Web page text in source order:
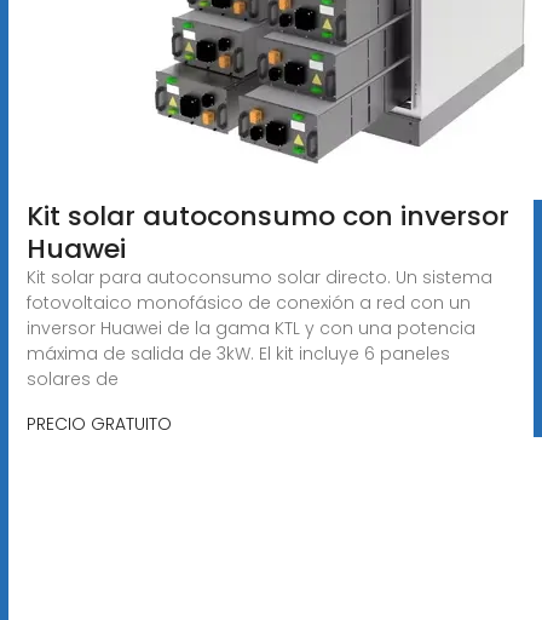
Kit solar autoconsumo con inversor
Huawei
Kit solar para autoconsumo solar directo. Un sistema
fotovoltaico monofásico de conexión a red con un
inversor Huawei de la gama KTL y con una potencia
máxima de salida de 3kW. El kit incluye 6 paneles
solares de
PRECIO GRATUITO